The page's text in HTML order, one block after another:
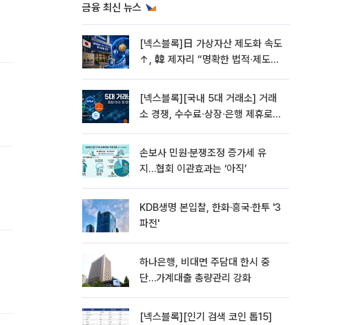
금융 최신 뉴스
[넥스블록]日 가상자산 제도화 속도
↑, 韓 제자리 “명확한 법적∙제도적
[넥스블록][국내 5대 거래소] 거래
소 경쟁, 수수료∙상장∙은행 제휴로
손보사 민원·분쟁조정 증가세 유
지…협회 이관효과는 ‘아직’
KDB생명 본입찰, 한화·흥국·한투 '3
파전'
하나은행, 비대면 주담대 한시 중
단…가계대출 총량관리 강화
[넥스블록][인기 검색 코인 톱15]